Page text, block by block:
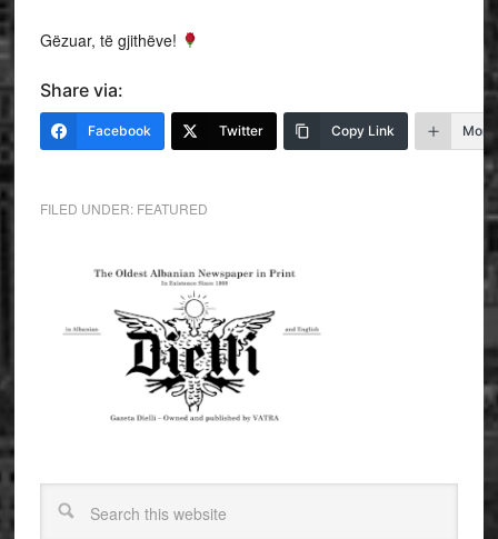
Gëzuar, të gjithëve!
Share via:
Facebook Twitter Copy Link More
FILED UNDER: FEATURED